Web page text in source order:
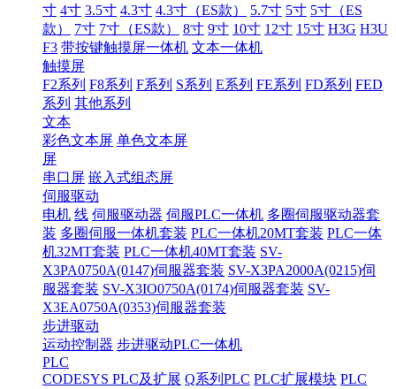
寸 4寸 3.5寸 4.3寸 4.3寸（ES款） 5.7寸 5寸 5寸（ES
款）
7寸 7寸（ES款） 8寸 9寸 10寸 12寸 15寸 H3G H3U
F3 带按键触摸屏一体机 文本一体机
触摸屏
F2系列 F8系列 F系列 S系列 E系列 FE系列 FD系列 FED
系列 其他系列
文本
彩色文本屏 单色文本屏
屏
串口屏 嵌入式组态屏
伺服驱动
电机 线 伺服驱动器 伺服PLC一体机 多圈伺服驱动器套
装 多圈伺服一体机套装 PLC一体机20MT套装 PLC一体
机32MT套装 PLC一体机40MT套装 SV-
X3PA0750A(0147)伺服器套装 SV-X3PA2000A(0215)伺
服器套装 SV-X3IO0750A(0174)伺服器套装 SV-
X3EA0750A(0353)伺服器套装
步进驱动
运动控制器 步进驱动PLC一体机
PLC
CODESYS PLC及扩展 Q系列PLC PLC扩展模块 PLC